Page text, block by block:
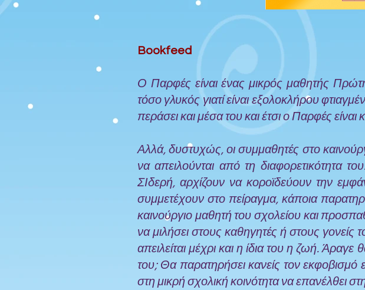
Bookfeed
Ο Παρφές είναι ένας μικρός μαθητής
τόσο γλυκός γιατί είναι εξολοκλήρου
περάσει και μέσα του και έτσι ο Παρφές
Αλλά, δυστυχώς, οι συμμαθητές στο
να απειλούνται από τη διαφορετικότητα
ΣΙδερή, αρχίζουν να κοροϊδεύουν την
συμμετέχουν στο πείραγμα, κάποια
καινούργιο μαθητή του σχολείου και
να μιλήσει στους καθηγητές ή στους γονείς
απειλείται μέχρι και η ίδια του η ζωή.
του; Θα παρατηρήσει κανείς τον
στη μικρή σχολική κοινότητα να επανέλθει